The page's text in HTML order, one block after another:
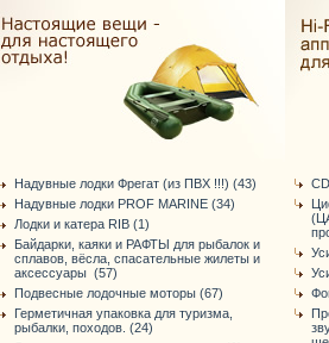
Надувные лодки Фрегат (из ПВХ !!!) (43)
Надувные лодки PROF MARINE (34)
Лодки и катера RIB (1)
Байдарки, каяки и РАФТЫ для рыбалок и
сплавов, вёсла, спасательные жилеты и
аксессуары (57)
Подвесные лодочные моторы (67)
Герметичная упаковка для туризма,
рыбалки, походов. (24)